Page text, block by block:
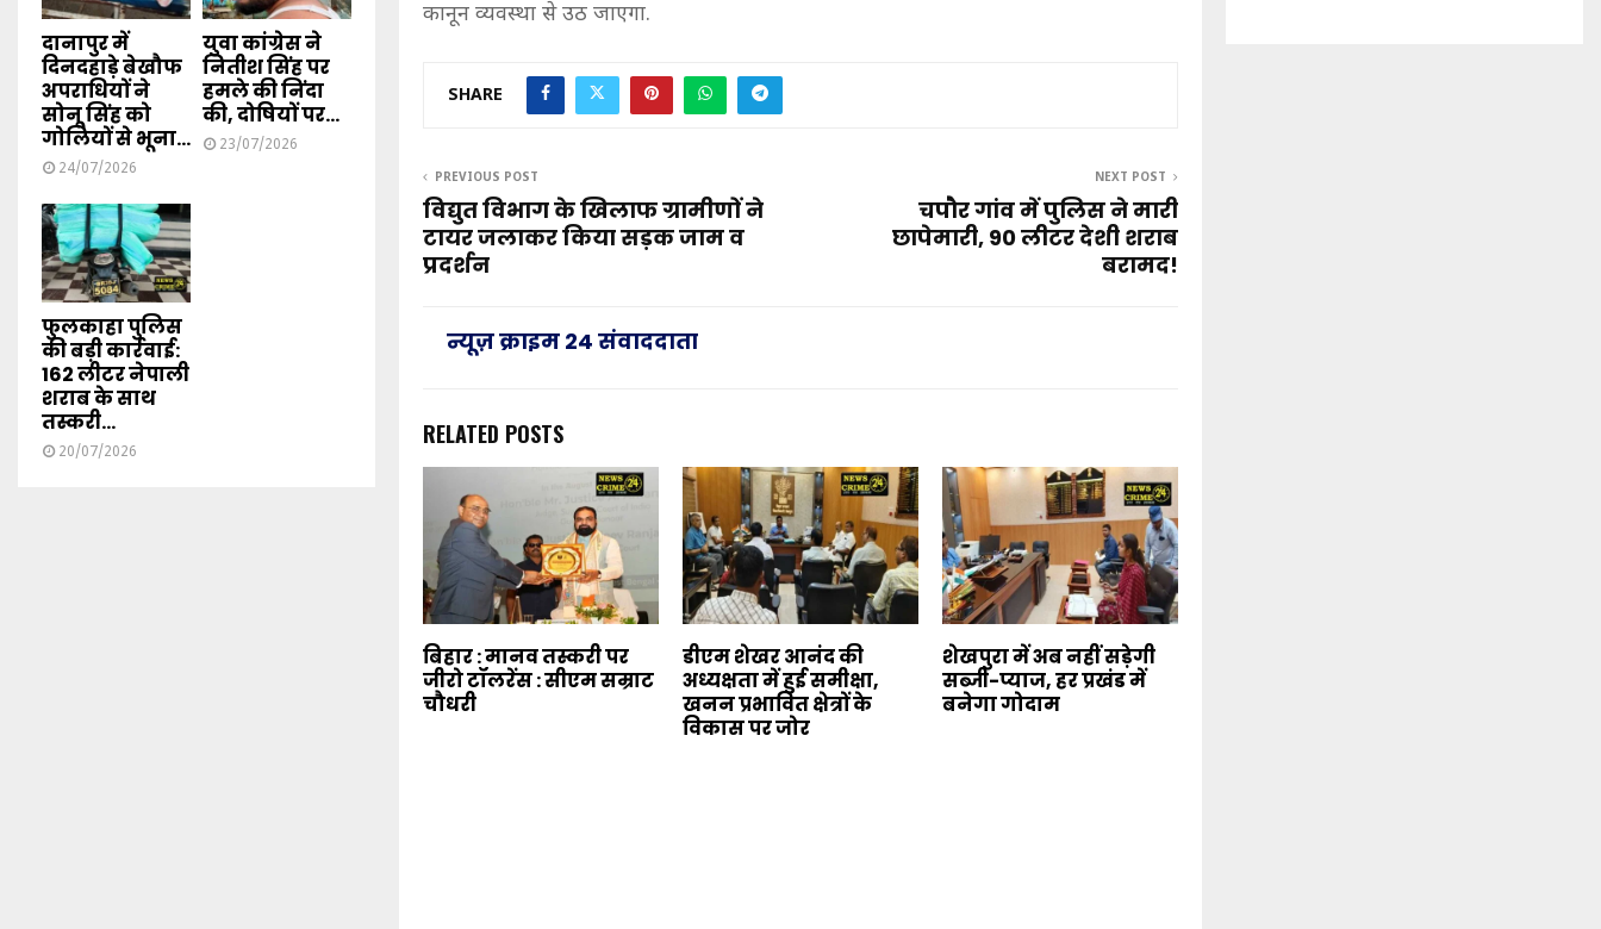
कानून व्यवस्था से उठ जाएगा.
SHARE
PREVIOUS POST
विद्युत विभाग के खिलाफ ग्रामीणों ने
टायर जलाकर किया सड़क जाम व
प्रदर्शन
NEXT POST
चपौर गांव में पुलिस ने मारी
छापेमारी, 90 लीटर देशी शराब
बरामद!
न्यूज़ क्राइम 24 संवाददाता
RELATED POSTS
बिहार : मानव तस्करी पर
जीरो टॉलरेंस : सीएम सम्राट
चौधरी
डीएम शेखर आनंद की
अध्यक्षता में हुई समीक्षा,
खनन प्रभावित क्षेत्रों के
विकास पर जोर
शेखपुरा में अब नहीं सड़ेगी
सब्जी-प्याज, हर प्रखंड में
बनेगा गोदाम
दानापुर में
दिनदहाड़े बेखौफ
अपराधियों ने
सोनू सिंह को
गोलियों से भूना...
24/07/2026
युवा कांग्रेस ने
नितीश सिंह पर
हमले की निंदा
की, दोषियों पर...
23/07/2026
फुलकाहा पुलिस
की बड़ी कार्रवाई:
162 लीटर नेपाली
शराब के साथ
तस्करी...
20/07/2026